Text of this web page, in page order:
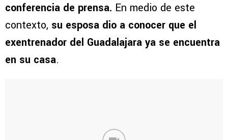
conferencia de prensa. En medio de este
contexto, su esposa dio a conocer que el
exentrenador del Guadalajara ya se encuentra
en su casa.